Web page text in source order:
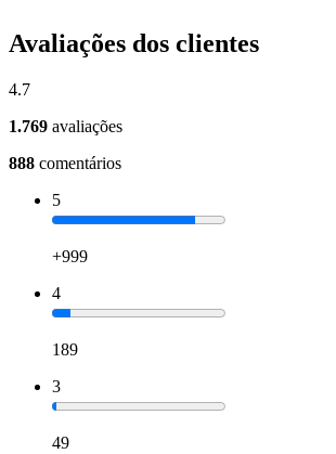
Avaliações dos clientes
4.7
1.769 avaliações
888 comentários
5
+999
4
189
3
49